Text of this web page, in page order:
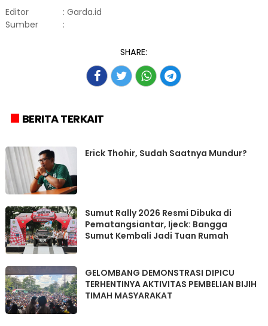
Editor
: Garda.id
Sumber
:
SHARE:
BERITA TERKAIT
Erick Thohir, Sudah Saatnya Mundur?
Sumut Rally 2026 Resmi Dibuka di
Pematangsiantar, Ijeck: Bangga
Sumut Kembali Jadi Tuan Rumah
GELOMBANG DEMONSTRASI DIPICU
TERHENTINYA AKTIVITAS PEMBELIAN BIJIH
TIMAH MASYARAKAT